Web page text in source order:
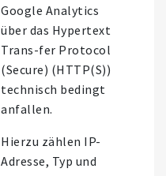
Google Analytics
über das Hypertext
Trans-fer Protocol
(Secure) (HTTP(S))
technisch bedingt
anfallen.
Hierzu zählen IP-
Adresse, Typ und